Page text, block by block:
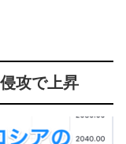
攻で上昇